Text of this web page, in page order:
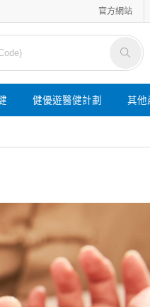
官方網站
健優遊醫健計劃 其他